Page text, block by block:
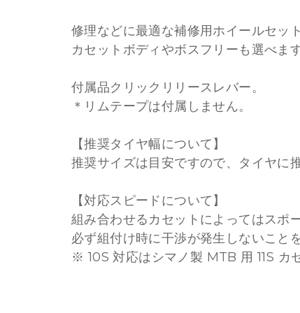
修理などに最適な補修用ホイールセッ
カセットボディやボスフリーも選べます
付属品クリックリリースレバー。
＊リムテープは付属しません。
【推奨タイヤ幅について】
推奨サイズは⽬安ですので、タイヤに
【対応スピードについて】
組み合わせるカセットによってはスポ
必ず組付け時に干渉が発生しないこと
※ 10S 対応はシマノ製 MTB 用 11S カ